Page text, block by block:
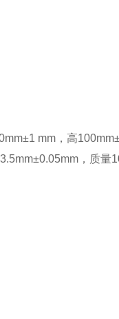
mm，高
，质量